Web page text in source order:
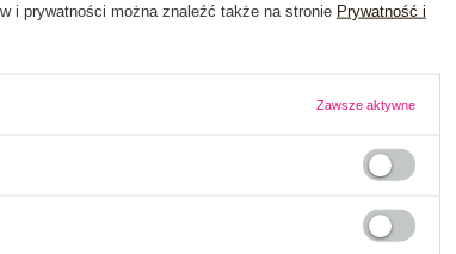
i prywatności można znaleźć także na stronie Prywatność i
Zawsze aktywne